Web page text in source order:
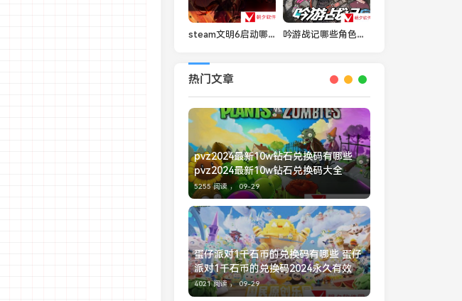
steam文明6启动哪个 吟游战记哪些角色比较厉害 吟游战记角色强度排行榜
热门文章
pvz2024最新10w钻石兑换码有哪些
pvz2024最新10w钻石兑换码大全
5255 阅读 ， 09-29
蛋仔派对1千石币的兑换码有哪些 蛋仔
派对1千石币的兑换码2024永久有效
4021 阅读 ， 09-29